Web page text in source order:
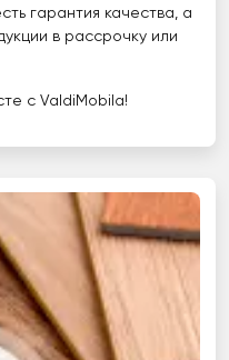
гарантия качества, а
в рассрочку или
с ValdiMobila!